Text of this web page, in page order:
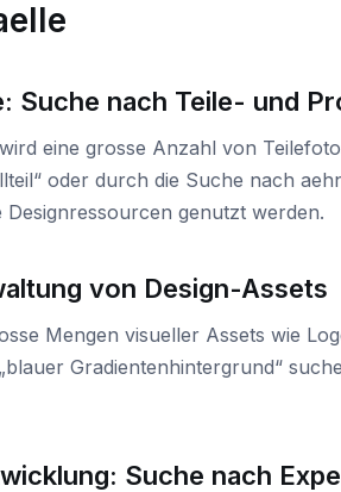
Suche nach Teile- und
eine grosse Anzahl von
oder durch die Suche nach
genutzt werden.
von Design-Assets
Mengen visueller Assets wie
Gradientenhintergrund“
Suche nach